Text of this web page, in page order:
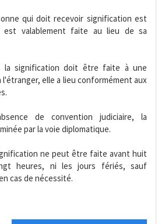
qui doit recevoir signification est
est valablement faite au lieu de sa
la signification doit être faite à une
elle a lieu conformément aux
de convention judiciaire, la
par la voie diplomatique.
ne peut être faite avant huit
heures, ni les jours fériés, sauf
cas de nécessité.